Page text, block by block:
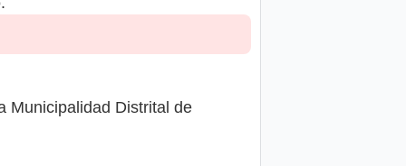
Municipalidad Distrital de